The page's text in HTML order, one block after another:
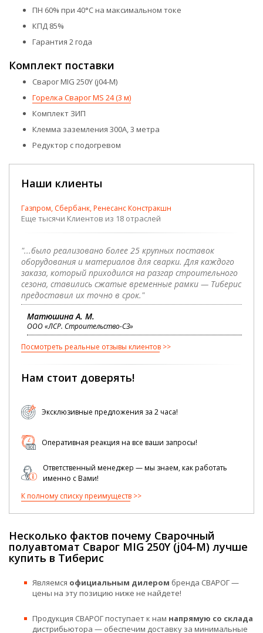
ПН 60% при 40°С на максимальном токе
КПД 85%
Гарантия 2 года
Комплект поставки
Сварог MIG 250Y (j04-M)
Горелка Сварог MS 24 (3 м)
Комплект ЗИП
Клемма заземления 300А, 3 метра
Редуктор с подогревом
Наши клиенты
Газпром, Сбербанк, Ренесанс Констракшн
Еще тысячи Клиентов из 18 отраслей
"...было реализовано более 25 крупных поставок
оборудования и материалов для сварки. Для каждого
заказа, который приходился на разгар строительного
сезона, ставились сжатые временные рамки — Тиберис
предоставил их точно в срок."
Матюшина А. М.
ООО «ЛСР. Строительство-СЗ»
Посмотреть реальные отзывы клиентов
Нам стоит доверять!
Эксклюзивные предложения за 2 часа!
Оперативная реакция на все ваши запросы!
Ответственный менеджер — мы знаем, как работать
именно с Вами!
К полному списку преимуществ
Несколько фактов почему Сварочный
полуавтомат Сварог MIG 250Y (j04-M) лучше
купить в Тиберис
Являемся официальным дилером бренда СВАРОГ —
цены на эту позицию ниже не найдете!
Продукция СВАРОГ поступает к нам напрямую со склада
дистрибьютора — обеспечим доставку за минимальные